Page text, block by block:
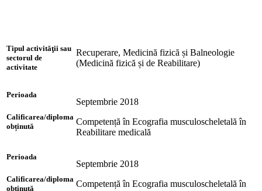
Tipul activităţii sau
sectorul de
activitate
Recuperare, Medicină fizică și Balneologie
(Medicină fizică și de Reabilitare)
Perioada
Calificarea/diploma
obținută
Septembrie 2018
Competență în Ecografia musculoscheletală în
Reabilitare medicală
Perioada
Calificarea/diploma
obținută
Septembrie 2018
Competență în Ecografia musculoscheletală în